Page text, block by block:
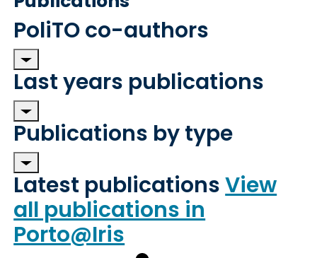
PoliTO co-authors
Last years publications
Publications by type
Latest publicationsView
all publications in
Porto@Iris